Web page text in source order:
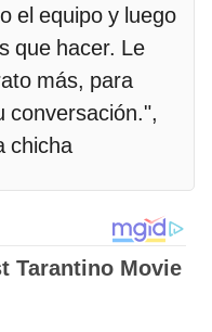
el equipo y luego
que hacer. Le
más, para
conversación.",
chicha